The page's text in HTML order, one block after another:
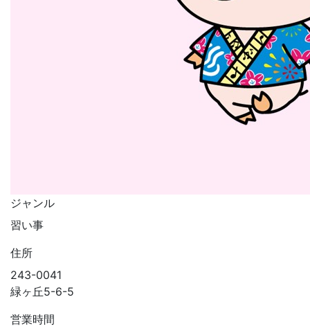
ジャンル
習い事
住所
243-0041
緑ヶ丘5-6-5
営業時間